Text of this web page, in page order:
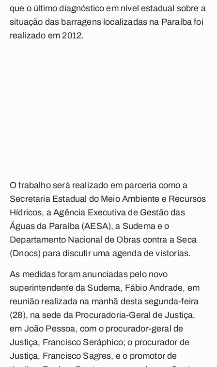
que o último diagnóstico em nível estadual sobre a
situação das barragens localizadas na Paraíba foi
realizado em 2012.
O trabalho será realizado em parceria como a
Secretaria Estadual do Meio Ambiente e Recursos
Hídricos, a Agência Executiva de Gestão das
Águas da Paraíba (AESA), a Sudema e o
Departamento Nacional de Obras contra a Seca
(Dnocs) para discutir uma agenda de vistorias.
As medidas foram anunciadas pelo novo
superintendente da Sudema, Fábio Andrade, em
reunião realizada na manhã desta segunda-feira
(28), na sede da Procuradoria-Geral de Justiça,
em João Pessoa, com o procurador-geral de
Justiça, Francisco Seráphico; o procurador de
Justiça, Francisco Sagres, e o promotor de